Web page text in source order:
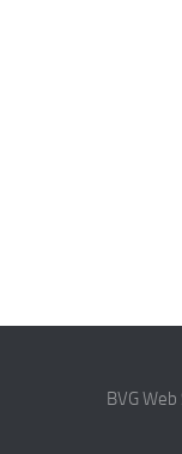
BVG